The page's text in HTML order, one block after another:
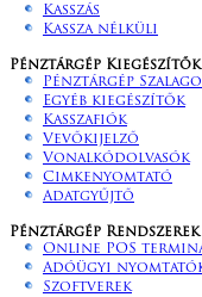
Kasszás
Kassza nélküli
Pénztárgép Kiegészítők
Pénztárgép
Egyéb kiegészítők
Kasszafiók
Vevőkijelző
Vonalkódolvasók
Cimkenyomtató
Adatgyűjtő
Pénztárgép Rendszerek
Online POS
Adóügyi
Szoftverek